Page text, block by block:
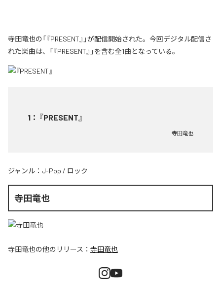
寺田竜也の「『PRESENT』」が配信開始された。今回デジタル配信さ
れた楽曲は、「『PRESENT』」を含む全1曲となっている。
1 ： 『PRESENT』
寺田竜也
ジャンル： J-Pop / ロック
寺田竜也
寺田竜也の他のリリース： 寺田竜也